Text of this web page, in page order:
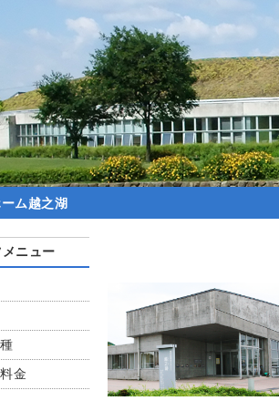
ム越之湖
ニュー
金